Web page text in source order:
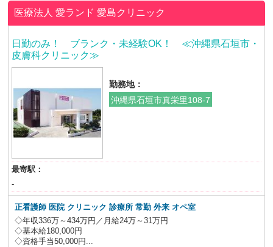
医療法人 愛ランド愛島クリニック
日勤のみ！ ブランク・未経験OK！ ≪沖縄県石垣市・
皮膚科クリニック≫
勤務地：
沖縄県石垣市真栄里108-7
最寄駅：
-
正看護師 医院 クリニック 診療所 常勤 外来 オペ室
◇年収336万～434万円／月給24万～31万円
◇基本給180,000円
◇資格手当50,000円...